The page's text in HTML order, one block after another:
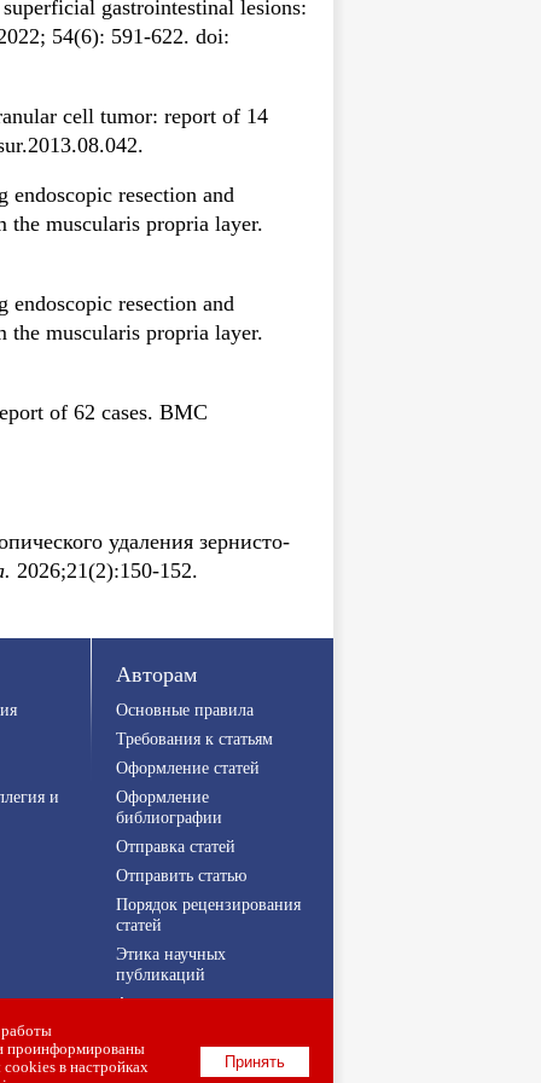
gastrointestinal lesions:
54(6): 591-622. doi:
cell tumor: report of 14
endoscopic resection and
the muscularis propria layer.
endoscopic resection and
the muscularis propria layer.
of 62 cases. BMC
удаления зернисто-
2026;21(2):150-152.
и
Авторам
Основные правила
Требования к статьям
Оформление статей
Оформление
библиографии
Отправка статей
Отправить статью
Порядок рецензирования
статей
Этика научных
публикаций
Авторские права
Политика свободного
Принять
проинформированы
в настройках